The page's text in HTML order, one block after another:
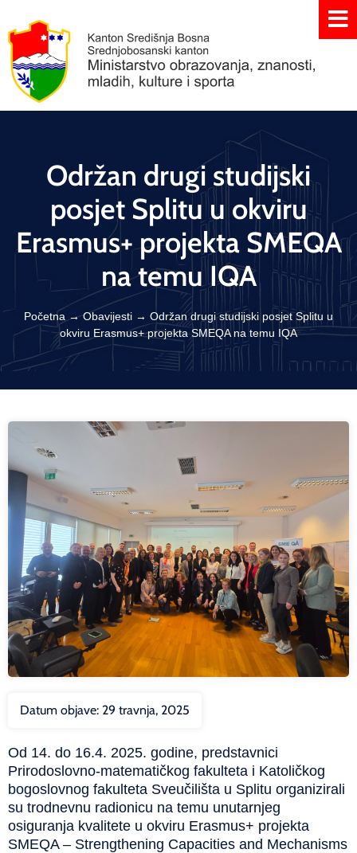
Održan drugi studijski
posjet Splitu u okviru
Erasmus+ projekta SMEQA
na temu IQA
Početna →Obavijesti → Održan drugi studijski posjet Splitu u
okviru Erasmus+ projekta SMEQA na temu IQA
Datum objave: 29 travnja, 2025
Od 14. do 16.4. 2025. godine, predstavnici
Prirodoslovno-matematičkog fakulteta i Katoličkog
bogoslovnog fakulteta Sveučilišta u Splitu organizirali
su trodnevnu radionicu na temu unutarnjeg
osiguranja kvalitete u okviru Erasmus+ projekta
SMEQA – Strengthening Capacities and Mechanisms